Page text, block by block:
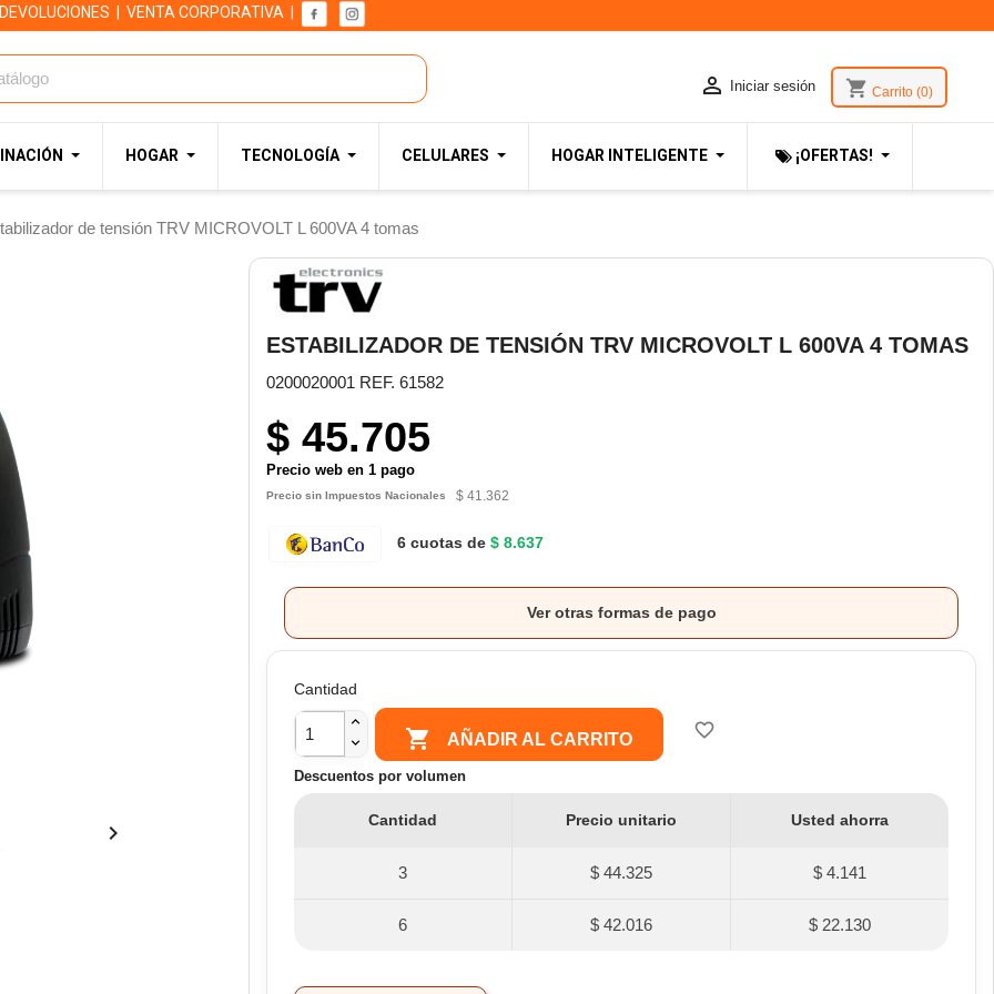
VENTA CORPORATIVA
 Iniciar sesión shopping_cart Carrito (0)
HOGAR TECNOLOGÍA CELULARES HOGAR INTELIGENTE ¡OFERTAS!
de tensión TRV MICROVOLT L 600VA 4 tomas

ESTABILIZADOR DE TENSIÓN TRV MICROVOLT L 600VA 4 TOMAS
0200020001 REF. 61582
$ 45.705
Precio web en 1 pago
Precio sin Impuestos Nacionales $ 41.362
6 cuotas de $ 8.637
Ver otras formas de pago
Cantidad
 AÑADIR AL CARRITO favorite_border
Descuentos por volumen
Cantidad Precio unitario Usted ahorra
3 $ 44.325 $ 4.141
6 $ 42.016 $ 22.130